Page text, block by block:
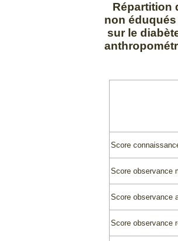
Répartition
non
sur le
Score
Score observance
Score observance
Score observance